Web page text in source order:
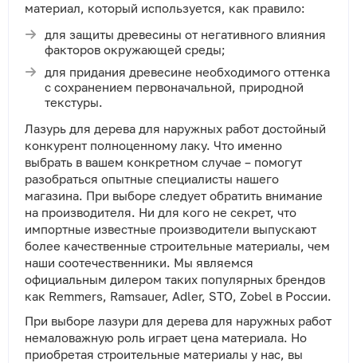
материал, который используется, как правило:
для защиты древесины от негативного влияния
факторов окружающей среды;
для придания древесине необходимого оттенка
с сохранением первоначальной, природной
текстуры.
Лазурь для дерева для наружных работ достойный
конкурент полноценному лаку. Что именно
выбрать в вашем конкретном случае – помогут
разобраться опытные специалисты нашего
магазина. При выборе следует обратить внимание
на производителя. Ни для кого не секрет, что
импортные известные производители выпускают
более качественные строительные материалы, чем
наши соотечественники. Мы являемся
официальным дилером таких популярных брендов
как Remmers, Ramsauer, Adler, STO, Zobel в России.
При выборе лазури для дерева для наружных работ
немаловажную роль играет цена материала. Но
приобретая строительные материалы у нас, вы